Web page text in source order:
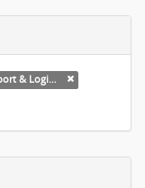
Brancheswerpunkt: Transport & Logistik